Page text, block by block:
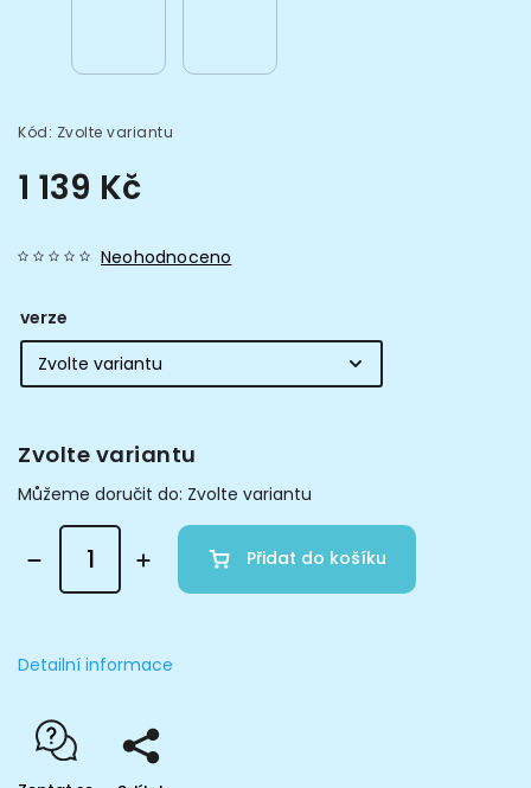
Kód: Zvolte variantu
1 139 Kč
Neohodnoceno
verze
Zvolte variantu
Můžeme doručit do: Zvolte variantu
Přidat do košíku
Detailní informace